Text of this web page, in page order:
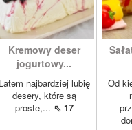
Kremowy deser
jogurtowy...
Latem najbardziej lubię
desery, które są
proste,... ⇖ 17
Od